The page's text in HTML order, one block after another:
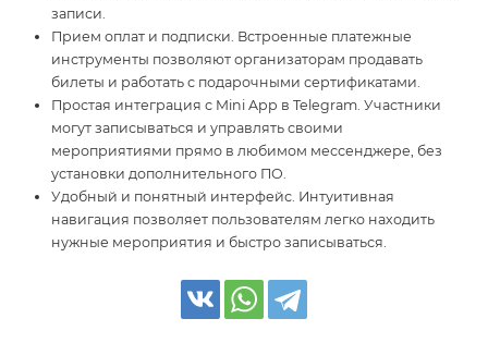
записи.
Прием оплат и подписки. Встроенные платежные
инструменты позволяют организаторам продавать
билеты и работать с подарочными сертификатами.
Простая интеграция с Mini App в Telegram. Участники
могут записываться и управлять своими
мероприятиями прямо в любимом мессенджере, без
установки дополнительного ПО.
Удобный и понятный интерфейс. Интуитивная
навигация позволяет пользователям легко находить
нужные мероприятия и быстро записываться.